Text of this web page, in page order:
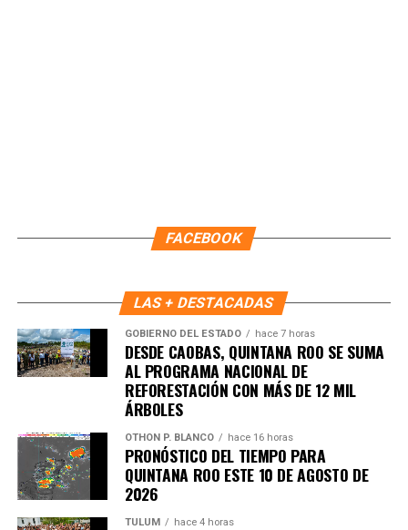
Recibe las noticias al instante
Únete al canal oficial de WhatsApp de
Quinto Podery recibe las noticias más
importantes de Quintana Roo directamente
en tu teléfono.
Unirme al canal de WhatsApp
FACEBOOK
LAS + DESTACADAS
GOBIERNO DEL ESTADO hace 7 horas
DESDE CAOBAS, QUINTANA ROO SE SUMA
AL PROGRAMA NACIONAL DE
REFORESTACIÓN CON MÁS DE 12 MIL
ÁRBOLES
OTHON P. BLANCO hace 16 horas
PRONÓSTICO DEL TIEMPO PARA
QUINTANA ROO ESTE 10 DE AGOSTO DE
2026
TULUM hace 4 horas